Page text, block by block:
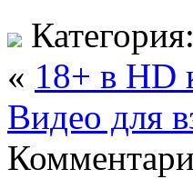
Категория:
« 18+ в HD
Видео для